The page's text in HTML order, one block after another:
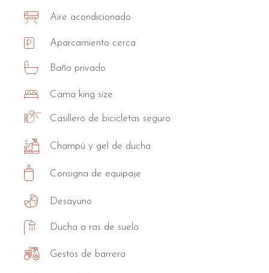
Aire acondicionado
Aparcamiento cerca
Baño privado
Cama king size
Casillero de bicicletas seguro
Champú y gel de ducha
Consigna de equipaje
Desayuno
Ducha a ras de suelo
Gestos de barrera